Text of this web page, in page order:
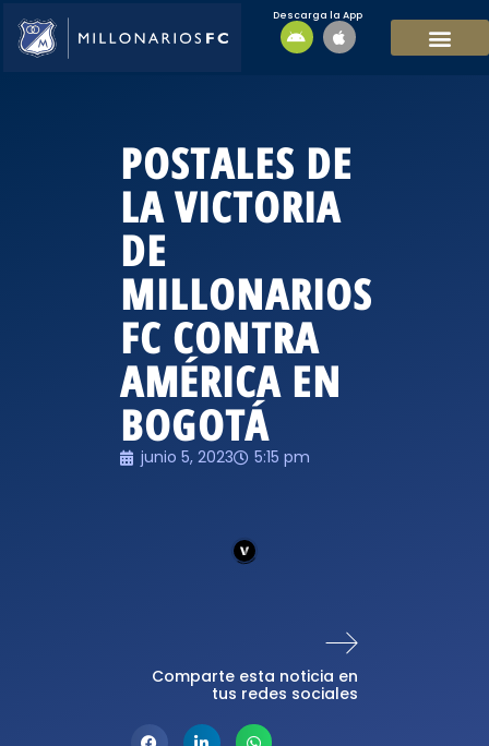
Descarga la App
POSTALES DE
LA VICTORIA
DE
MILLONARIOS
FC CONTRA
AMÉRICA EN
BOGOTÁ
junio 5, 2023 5:15 pm
Comparte esta noticia en
tus redes sociales